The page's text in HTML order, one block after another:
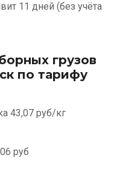
11 дней (без учёта
грузов
по тарифу
43,07 руб/кг
руб